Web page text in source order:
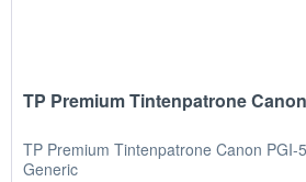
TP Premium Tintenpatrone
TP Premium Tintenpatrone Canon PGI-
Generic